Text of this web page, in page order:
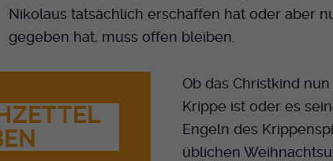
Nikolaus tatsächlich erschaffen hat oder aber
gegeben hat, muss offen bleiben.
Ob das Christkind
Krippe ist oder es
Engeln des
üblichen